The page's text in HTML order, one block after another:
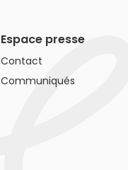
Espace presse
Contact
Communiqués